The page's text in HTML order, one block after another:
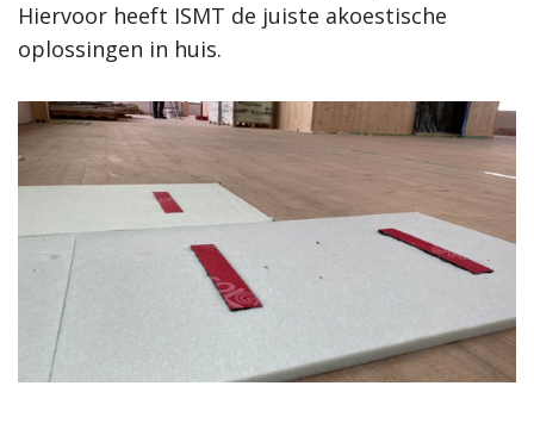
Hiervoor heeft ISMT de juiste akoestische
oplossingen in huis.